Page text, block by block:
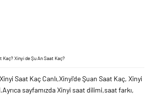
Kaç? Xinyi de Şu An Saat Kaç?
Saat Kaç Canlı,Xinyi’de Şuan Saat Kaç, Xinyi
sayfamızda Xinyi saat dilimi,saat farkı,